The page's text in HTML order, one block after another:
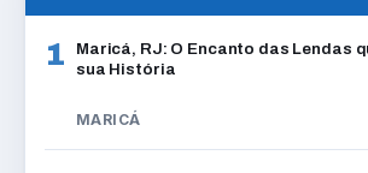
1
Maricá, RJ: O Encanto das Lendas
sua História
MARICÁ